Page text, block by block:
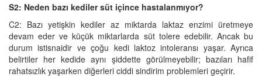
S2: Neden bazı kediler süt içince hastalanmıyor?
C2: Bazı yetişkin kediler az miktarda laktaz enzimi üretmeye
devam eder ve küçük miktarlarda süt tolere edebilir. Ancak bu
durum istisnaidir ve çoğu kedi laktoz intoleransı yaşar. Ayrıca
belirtiler her kedide aynı şiddette görülmeyebilir; bazıları hafif
rahatsızlık yaşarken diğerleri ciddi sindirim problemleri geçirir.